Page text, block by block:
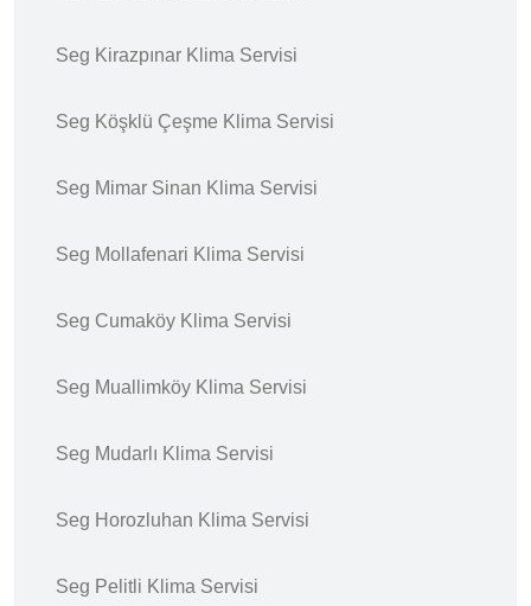
Seg Kirazpınar Klima Servisi
Seg Köşklü Çeşme Klima Servisi
Seg Mimar Sinan Klima Servisi
Seg Mollafenari Klima Servisi
Seg Cumaköy Klima Servisi
Seg Muallimköy Klima Servisi
Seg Mudarlı Klima Servisi
Seg Horozluhan Klima Servisi
Seg Pelitli Klima Servisi